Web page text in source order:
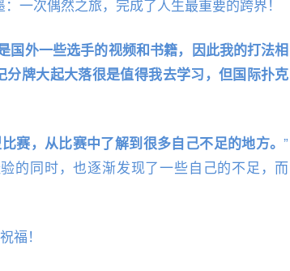
国外一些选手的视频和书籍，因此我的打法相
牌大起大落很是值得我去学习，但国际扑克
赛，从比赛中了解到很多自己不足的地方。”
的同时，也逐渐发现了一些自己的不足，而
福！